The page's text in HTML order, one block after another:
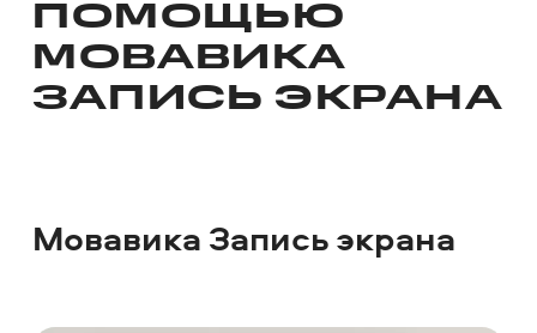
ПОМОЩЬЮ
МОВАВИКА
ЗАПИСЬ ЭКРАНА
Мовавика Запись экрана